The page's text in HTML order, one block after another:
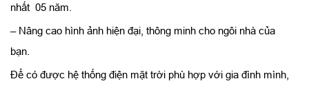
nhất 05 năm.
– Nâng cao hình ảnh hiện đại, thông minh cho ngôi nhà của
bạn.
Để có được hệ thống điện mặt trời phù hợp với gia đình mình,